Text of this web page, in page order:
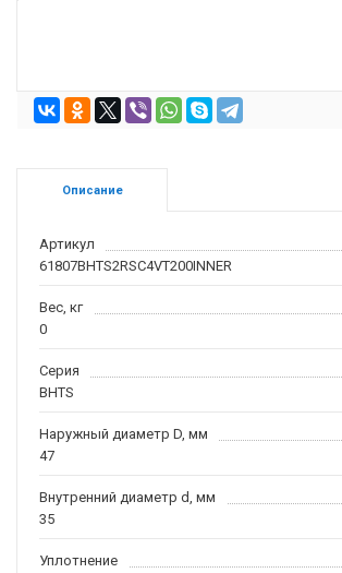
Описание
Артикул
61807BHTS2RSC4VT200INNER
Вес, кг
0
Серия
BHTS
Наружный диаметр D, мм
47
Внутренний диаметр d, мм
35
Уплотнение